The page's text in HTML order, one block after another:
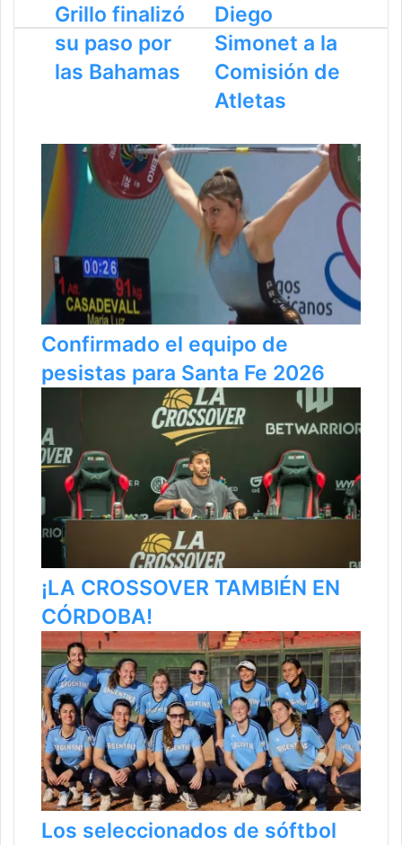
Grillo finalizó
su paso por
las Bahamas
Diego
Simonet a la
Comisión de
Atletas
Confirmado el equipo de
pesistas para Santa Fe 2026
¡LA CROSSOVER TAMBIÉN EN
CÓRDOBA!
Los seleccionados de sóftbol